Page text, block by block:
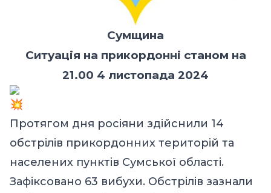
Сумщина
Ситуація на прикордонні станом на
21.00 4 листопада 2024
Протягом дня росіяни здійснили 14
обстрілів прикордонних територій та
населених пунктів Сумської області.
Зафіксовано 63 вибухи. Обстрілів зазнали